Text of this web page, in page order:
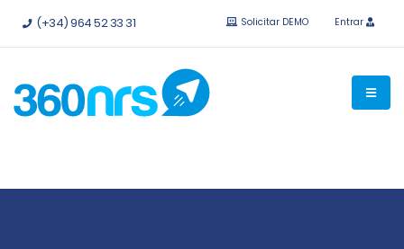
Experimentegrátis sem compromisso.APIs e integrações
(+34) 964 52 33 31 Solicitar DEMO Entrar